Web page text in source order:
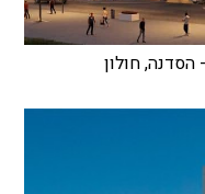
הסדנה, חולון